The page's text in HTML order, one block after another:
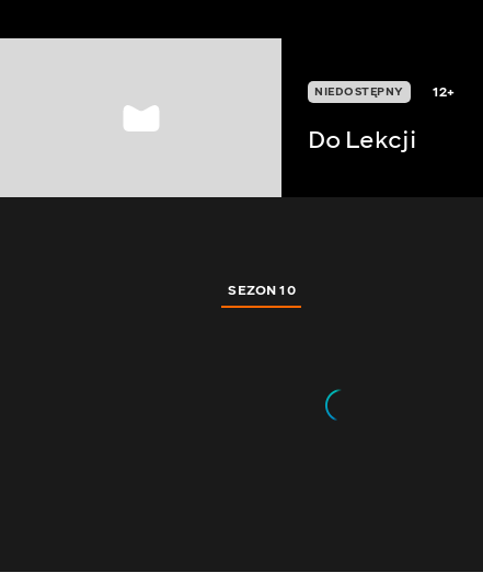
NIEDOSTĘPNY 12+
Do Lekcji
SEZON 10